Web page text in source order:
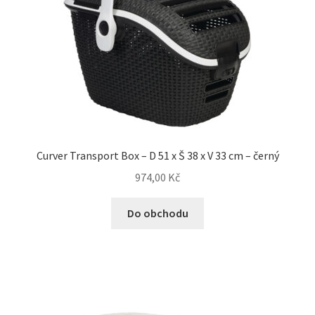
Veterinární dieta pro psy
Vodítka a obojky
Wolf of Wilderness
Curver Transport Box – D 51 x Š 38 x V 33 cm – černý
974,00 Kč
Do obchodu